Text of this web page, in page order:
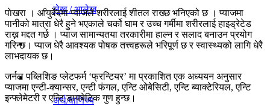
लेख / आलेख
खेलकुद समाचार
विविध
राजनीति
अर्थ/वाणिज्य
अर्थ/वाणिज्य
पाेखरा । आयुर्वेदमा प्याजले शरीरलाई शीतल राख्छ भनिएको छ । प्याजमा
पानीको मात्रा धेरै हुने भएकाले चर्को घाम र उच्च गर्मीमा शरीरलाई हाइड्रेटेड
राख्न मद्दत गर्छ । प्याज सामान्यतया तरकारीमा हाल्न र सलाद बनाउन प्रयोग
गरिन्छ। प्याज धेरै आवश्यक पोषक तत्त्वहरूले भरिपूर्ण छ र स्वास्थ्यको लागि धेरै
लाभदायक छ।
जर्नल पब्लिशिङ प्लेटफर्म ‘फ्रन्टियर’ मा प्रकाशित एक अध्ययन अनुसार
प्याजमा एन्टी-क्यान्सर, एन्टी फंगल, एन्टि ओबेसिटी, एन्टि ब्याक्टेरियल, एन्टि
इन्फ्लेमेटरी र एन्टि डायबेटिक गुण हुन्छ।